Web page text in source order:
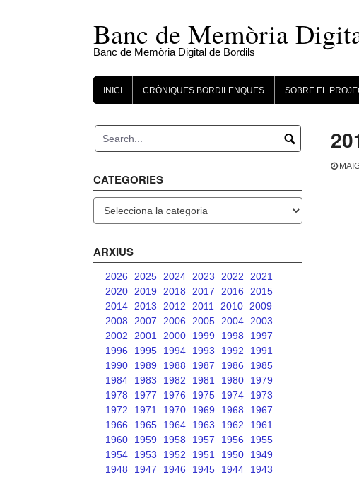
Banc de Memòria
Banc de Memòria Digital de Bordils
INICI CRÒNIQUES BORDILENQUES SOBRE EL
CATEGORIES
ARXIUS
2026 2025 2024 2023 2022
2021
2020
2019 2018 2017 2016
2015
2014
2013 2012 2011 2010
2009
2008
2007 2006 2005 2004
2003
2002
2001 2000 1999 1998
1997
1996
1995 1994 1993 1992
1991
1990
1989 1988 1987 1986
1985
1984
1983 1982 1981 1980
1979
1978
1977 1976 1975 1974
1973
1972
1971 1970 1969 1968
1967
1966
1965 1964 1963 1962
1961
1960
1959 1958 1957 1956
1955
1954
1953 1952 1951 1950
1949
1948
1947 1946 1945 1944
1943